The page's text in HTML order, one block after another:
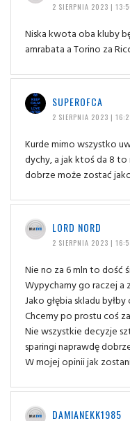
2 SIERPNIA 2023 |
Niska kwota oba kluby
amrabata a Torino za
SUPEROFCA
2 SIERPNIA 2023 |
Kurde mimo wszystko
dychy, a jak ktoś da 8
dobrze może zostać
LORD NORD
2 SIERPNIA 2023 |
Nie no za 6 mln to dość
Wypychamy go raczej a
Jako głębia skladu byłby
Chcemy po prostu coś
Nie wszystkie decyzje
sparingi naprawdę
W mojej opinii jak
DAMIANEKK1985